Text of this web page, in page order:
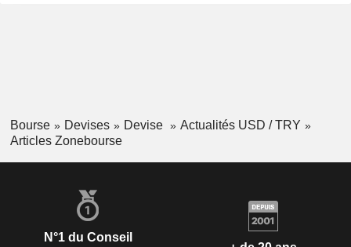
Bourse Devises Devise
Actualités USD / TRY
Articles Zonebourse
N°1 du Conseil